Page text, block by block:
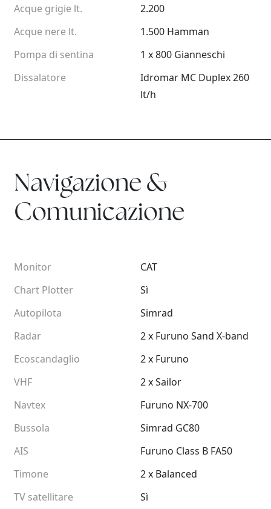
Acque grigie lt.
Acque nere lt.
Pompa di sentina
Dissalatore
2.200
1.500 Hamman
1 x 800 Gianneschi
Idromar MC Duplex 260
lt/h
Navigazione &
Comunicazione
Monitor
Chart Plotter
Autopilota
Radar
Ecoscandaglio
VHF
Navtex
Bussola
AIS
Timone
TV satellitare
CAT
Sì
Simrad
2 x Furuno Sand X-band
2 x Furuno
2 x Sailor
Furuno NX-700
Simrad GC80
Furuno Class B FA50
2 x Balanced
Sì